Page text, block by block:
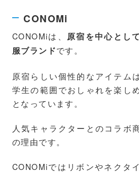
CONOMi
CONOMiは、 原宿を中心とし
服ブランドです。
原宿らしい個性的なアイテム
学生の範囲でおしゃれを楽し
となっています。
人気キャラクターとのコラボ
の理由です。
CONOMiではリボンやネクタ